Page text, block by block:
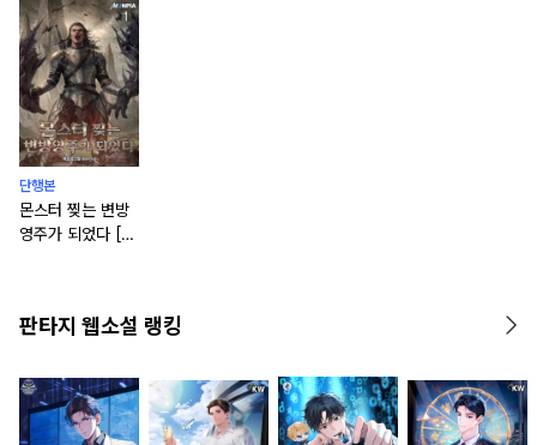
단행본
몬스터 찢는 변방
영주가 되었다 [단
판타지 웹소설 랭킹